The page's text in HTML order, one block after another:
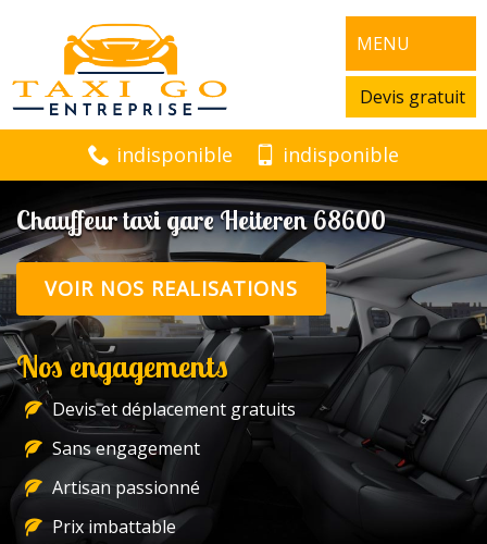
MENU
Devis gratuit
indisponible indisponible
Chauffeur taxi gare Heiteren 68600
VOIR NOS REALISATIONS
Nos engagements
Devis et déplacement gratuits
Sans engagement
Artisan passionné
Prix imbattable